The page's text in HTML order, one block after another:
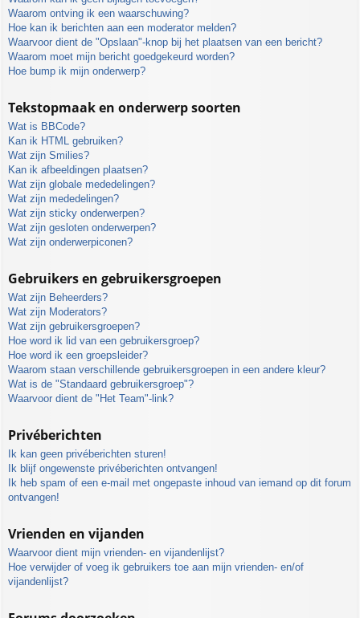
Waarom ontving ik een waarschuwing?
Hoe kan ik berichten aan een moderator melden?
Waarvoor dient de "Opslaan"-knop bij het plaatsen van een bericht?
Waarom moet mijn bericht goedgekeurd worden?
Hoe bump ik mijn onderwerp?
Tekstopmaak en onderwerp soorten
Wat is BBCode?
Kan ik HTML gebruiken?
Wat zijn Smilies?
Kan ik afbeeldingen plaatsen?
Wat zijn globale mededelingen?
Wat zijn mededelingen?
Wat zijn sticky onderwerpen?
Wat zijn gesloten onderwerpen?
Wat zijn onderwerpiconen?
Gebruikers en gebruikersgroepen
Wat zijn Beheerders?
Wat zijn Moderators?
Wat zijn gebruikersgroepen?
Hoe word ik lid van een gebruikersgroep?
Hoe word ik een groepsleider?
Waarom staan verschillende gebruikersgroepen in een andere kleur?
Wat is de "Standaard gebruikersgroep"?
Waarvoor dient de "Het Team"-link?
Privéberichten
Ik kan geen privéberichten sturen!
Ik blijf ongewenste privéberichten ontvangen!
Ik heb spam of een e-mail met ongepaste inhoud van iemand op dit forum
ontvangen!
Vrienden en vijanden
Waarvoor dient mijn vrienden- en vijandenlijst?
Hoe verwijder of voeg ik gebruikers toe aan mijn vrienden- en/of
vijandenlijst?